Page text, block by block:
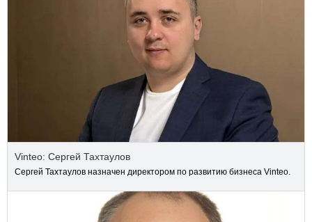
Vinteo: Сергей Тахтаулов
Сергей Тахтаулов назначен директором по развитию бизнеса Vinteo.